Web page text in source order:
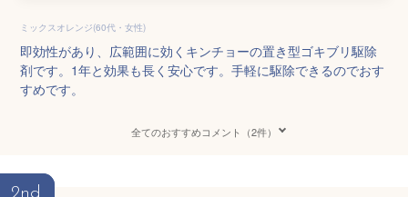
ミックスオレンジ(60代・女性)
即効性があり、広範囲に効くキンチョーの置き型ゴキブリ駆除
剤です。1年と効果も長く安心です。手軽に駆除できるのでおす
すめです。
全てのおすすめコメント（2件）